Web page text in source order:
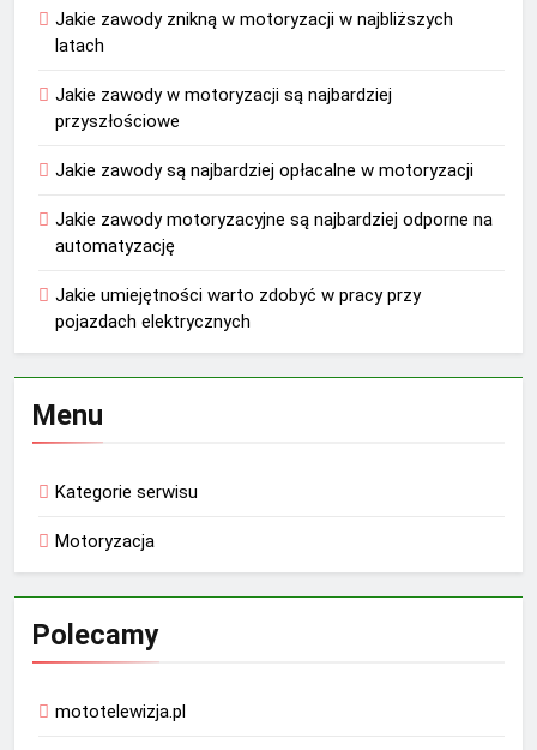
Jakie zawody znikną w motoryzacji w najbliższych
latach
Jakie zawody w motoryzacji są najbardziej
przyszłościowe
Jakie zawody są najbardziej opłacalne w motoryzacji
Jakie zawody motoryzacyjne są najbardziej odporne na
automatyzację
Jakie umiejętności warto zdobyć w pracy przy
pojazdach elektrycznych
Menu
Kategorie serwisu
Motoryzacja
Polecamy
mototelewizja.pl